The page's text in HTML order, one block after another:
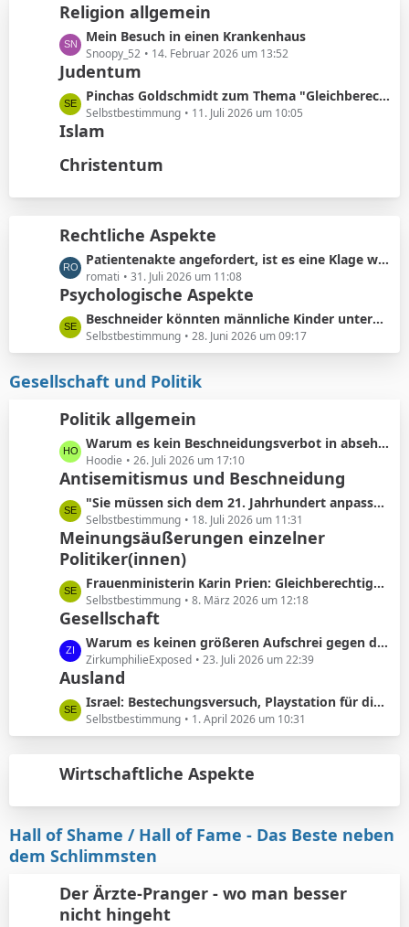
ä
g
e
B
e
i
t
r
ä
g
Religion allgemein
L
e
z
t
e
e
t
ä
g
e
Mein Besuch in einen Krankenhaus
Snoopy_52 14. Februar 2026 um 13:52
Judentum
L
e
t
t
i
t
r
ä
g
e
Pinchas Goldschmidt zum Thema "Gleichberechtigung von Mann und Frau"
Selbstbestimmung 11. Juli 2026 um 10:05
Islam
Christentum
Rechtliche Aspekte
L
e
t
z
t
e
e
t
r
ä
g
e
Patientenakte angefordert, ist es eine Klage wert?
romati 31. Juli 2026 um 11:08
Psychologische Aspekte
L
e
t
t
e
B
e
i
t
r
ä
g
e
Beschneider könnten männliche Kinder unterbewusst als ihre künftigen Konkurrenten bei der Partnersuche wahrnehmen.
Selbstbestimmung 28. Juni 2026 um 09:17
Gesellschaft und Politik
Politik allgemein
L
e
t
z
t
e
B
e
i
r
ä
g
e
Warum es kein Beschneidungsverbot in absehbarer Zukunft geben wird: Vermeidung von Schmerzensgeld.
Hoodie 26. Juli 2026 um 17:10
Antisemitismus und Beschneidung
L
e
t
z
e
B
e
i
r
ä
g
e
"Sie müssen sich dem 21. Jahrhundert anpassen"
Selbstbestimmung 18. Juli 2026 um 11:31
Meinungsäußerungen einzelner
Politiker(innen)
L
e
t
z
t
e
e
r
ä
g
Frauenministerin Karin Prien: Gleichberechtigung sei ..kein nettes Zugeständnis ..sondern ein Verfassungsauftrag
Selbstbestimmung 8. März 2026 um 12:18
Gesellschaft
L
e
t
z
t
e
e
t
r
ä
g
Warum es keinen größeren Aufschrei gegen die Vorhautbeschneidung gibt.
ZirkumphilieExposed 23. Juli 2026 um 22:39
Ausland
L
e
t
t
B
e
t
r
ä
g
Israel: Bestechungsversuch, Playstation für die werdenden Eltern
Selbstbestimmung 1. April 2026 um 10:31
Wirtschaftliche Aspekte
Hall of Shame / Hall of Fame - Das Beste neben
dem Schlimmsten
Der Ärzte-Pranger - wo man besser
nicht hingeht